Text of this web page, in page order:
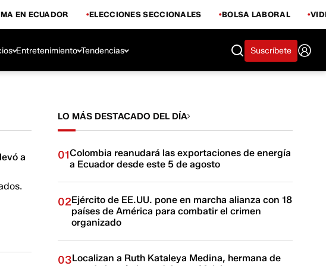
EN ECUADOR ELECCIONES SECCIONALES BOLSA LABORAL
Entretenimiento Tendencias Suscríbete
a
LO MÁS DESTACADO DEL DÍA
01Colombia reanudará las exportaciones de energía
a Ecuador desde este 5 de agosto
02Ejército de EE.UU. pone en marcha alianza con 18
países de América para combatir el crimen
organizado
03Localizan a Ruth Kataleya Medina, hermana de